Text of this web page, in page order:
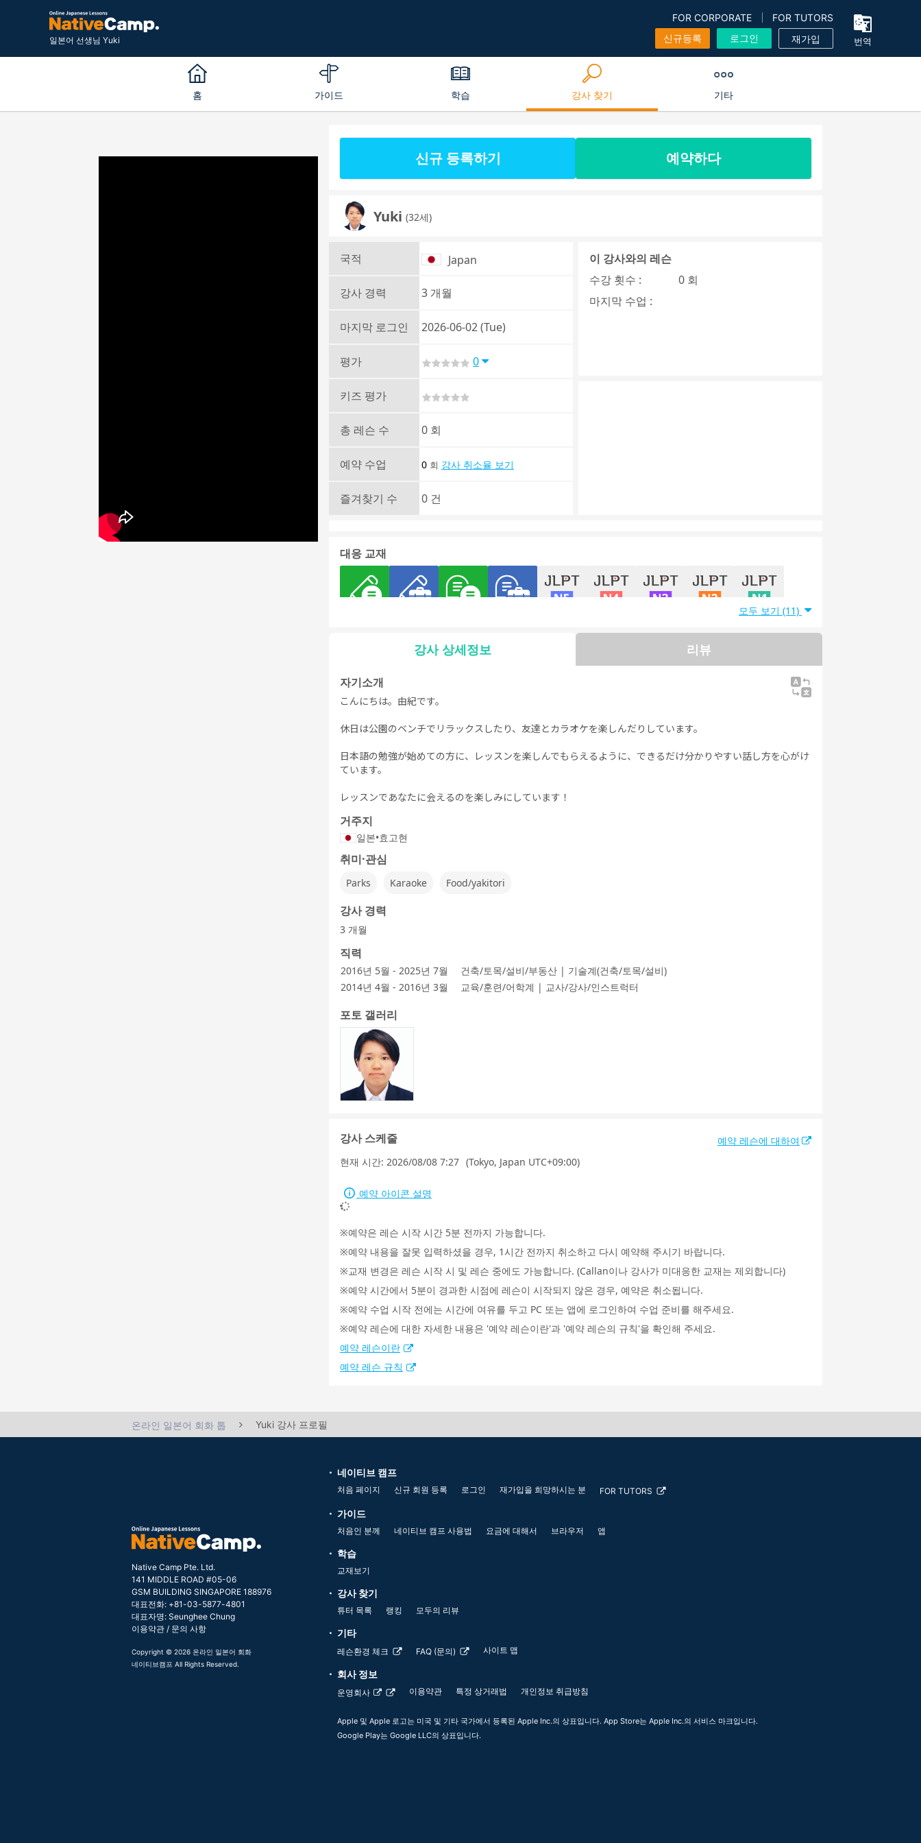
일본어 선생님 Yuki
FOR CORPORATE
FOR TUTORS
신규등록
로그인 재가입 번역
홈 가이드 학습 강사 찾기 기타
신규 등록하기 예약하다
Yuki (32세)
국적 Japan
강사 경력 3 개월
마지막 로그인 2026-06-02 (Tue)
평가 0
키즈 평가
총 레슨 수 0 회
예약 수업 0 회 강사 취소율 보기
즐겨찾기 수 0 건
이 강사와의 레슨
수강 횟수 :
0 회
마지막 수업 :
대응 교재
자유 대화
デイリートピ
모두 보기 (11)
강사 상세정보 리뷰
자기소개
こんにちは。由紀です。
休日は公園のベンチでリラックスしたり、友達とカラオケを楽しんだりしています。
日本語の勉強が始めての方に、レッスンを楽しんでもらえるように、できるだけ分かりやすい話し方を心がけ
ています。
レッスンであなたに会えるのを楽しみにしています！
거주지
일본•효고현
취미·관심
Parks Karaoke Food/yakitori
강사 경력
3 개월
직력
2016년 5월 - 2025년 7월
건축/토목/설비/부동산 | 기술계(건축/토목/설비)
2014년 4월 - 2016년 3월
교육/훈련/어학계 | 교사/강사/인스트럭터
포토 갤러리
강사 스케줄
예약 레슨에 대하여
현재 시간: 2026/08/08 7:27 (Tokyo, Japan UTC+09:00)
예약 아이콘 설명
예약은 레슨 시작 시간 5분 전까지 가능합니다.
예약 내용을 잘못 입력하셨을 경우, 1시간 전까지 취소하고 다시 예약해 주시기 바랍니다.
교재 변경은 레슨 시작 시 및 레슨 중에도 가능합니다. (Callan이나 강사가 미대응한 교재는 제외합니다)
예약 시간에서 5분이 경과한 시점에 레슨이 시작되지 않은 경우, 예약은 취소됩니다.
예약 수업 시작 전에는 시간에 여유를 두고 PC 또는 앱에 로그인하여 수업 준비를 해주세요.
예약 레슨에 대한 자세한 내용은 '예약 레슨이란'과 '예약 레슨의 규칙'을 확인해 주세요.
예약 레슨이란
예약 레슨 규칙
온라인 일본어 회화 톱 Yuki 강사 프로필
Native Camp Pte. Ltd.
141 MIDDLE ROAD #05-06
GSM BUILDING SINGAPORE 188976
대표전화: +81-03-5877-4801
대표자명: Seunghee Chung
이용약관 / 문의 사항
Copyright © 2026 온라인 일본어 회화
네이티브캠프 All Rights Reserved.
네이티브 캠프
처음 페이지 신규 회원 등록 로그인 재가입을 희망하시는 분 FOR TUTORS
가이드
처음인 분께 네이티브 캠프 사용법 요금에 대해서 브라우저 앱
학습
교재보기
강사 찾기
튜터 목록 랭킹 모두의 리뷰
기타
레슨환경 체크 FAQ (문의) 사이트 맵
회사 정보
운영회사 이용약관 특정 상거래법 개인정보 취급방침
Apple 및 Apple 로고는 미국 및 기타 국가에서 등록된 Apple Inc.의 상표입니다. App Store는 Apple Inc.의 서비스 마크입니다.
Google Play는 Google LLC의 상표입니다.